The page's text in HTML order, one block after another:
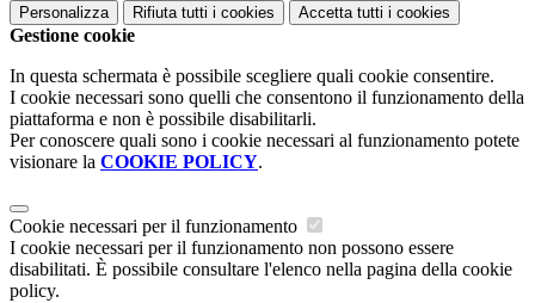
Personalizza Rifiuta tutti i cookies Accetta tutti i cookies
Gestione cookie
In questa schermata è possibile scegliere quali cookie consentire.
I cookie necessari sono quelli che consentono il funzionamento della
piattaforma e non è possibile disabilitarli.
Per conoscere quali sono i cookie necessari al funzionamento potete
visionare la COOKIE POLICY.
Cookie necessari per il funzionamento
I cookie necessari per il funzionamento non possono essere
disabilitati. È possibile consultare l'elenco nella pagina della cookie
policy.